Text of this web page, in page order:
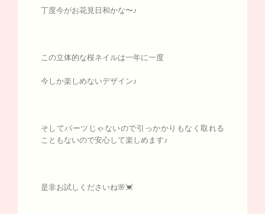
丁度今がお花見日和かな〜♪
この立体的な桜ネイルは一年に一度
今しか楽しめないデザイン♪
そしてパーツじゃないので引っかかりもなく取れる
こともないので安心して楽しめます♪
是非お試しくださいね🌸💓